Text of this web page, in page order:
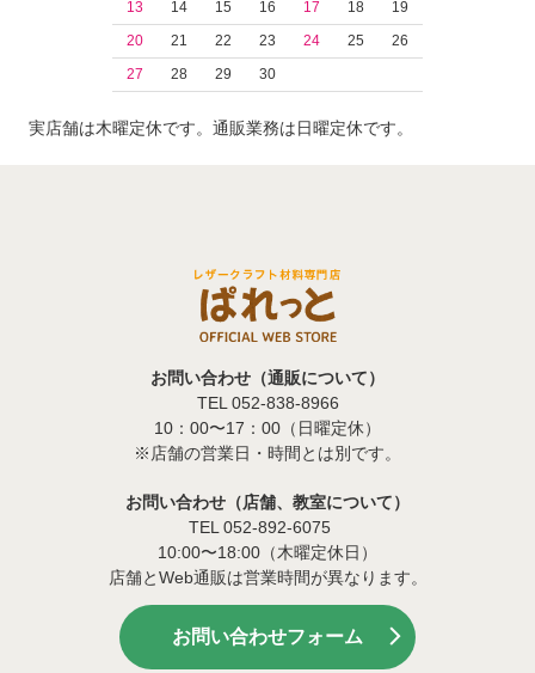
13
14 15 16 17 18
19
20
21 22 23 24 25
26
27
28 29 30
実店舗は木曜定休です。通販業務は日曜定休です。
お問い合わせ（通販について）
TEL 052-838-8966
10：00〜17：00（日曜定休）
※店舗の営業日・時間とは別です。
お問い合わせ（店舗、教室について）
TEL 052-892-6075
10:00〜18:00（木曜定休日）
店舗とWeb通販は営業時間が異なります。
お問い合わせフォーム